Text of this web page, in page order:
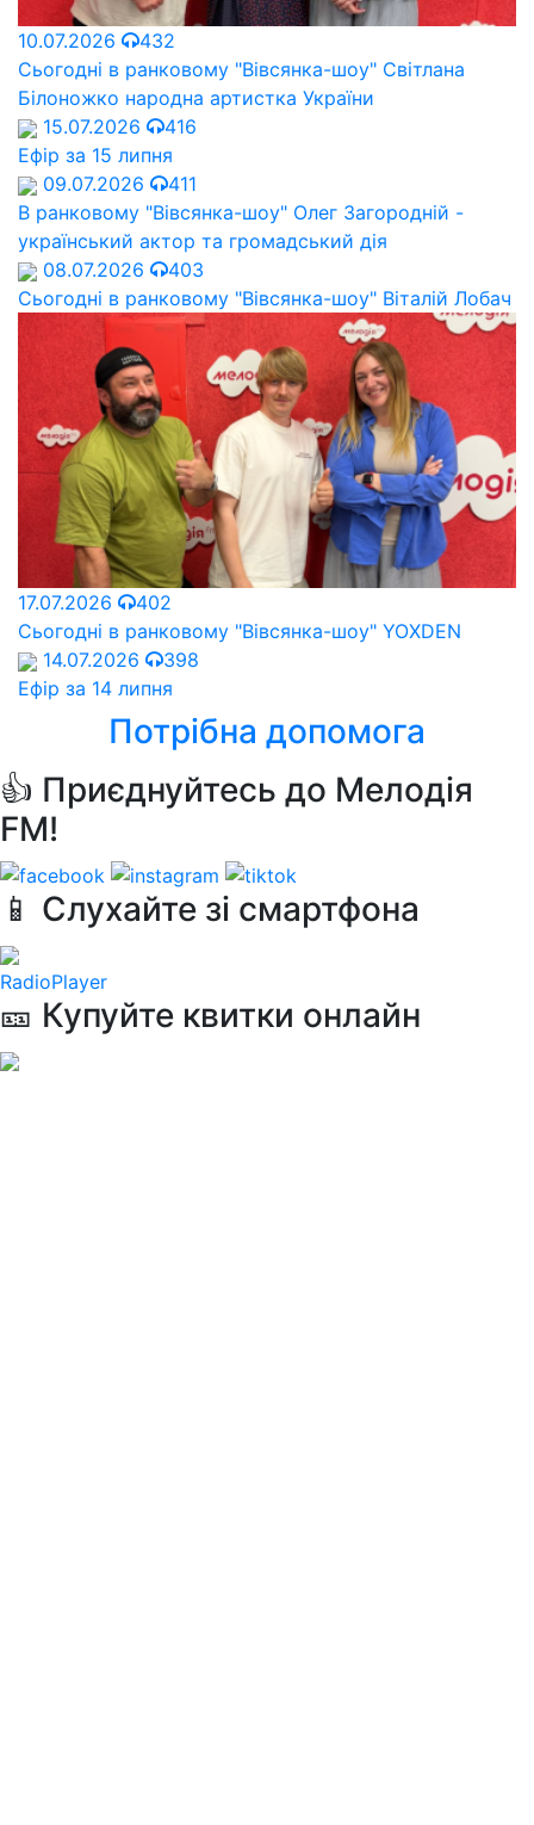
10.07.2026
432
Сьогодні в ранковому "Вівсянка-шоу" Cвітлана
Білоножко народна артистка України
15.07.2026
416
Ефір за 15 липня
09.07.2026
411
В ранковому "Вівсянка-шоу" Олег Загородній -
український актор та громадський дія
08.07.2026
403
Сьогодні в ранковому "Вівсянка-шоу" Віталій Лобач
17.07.2026
402
Сьогодні в ранковому "Вівсянка-шоу" YOXDEN
14.07.2026
398
Ефір за 14 липня
Потрібна допомога
👍 Приєднуйтесь до Мелодія
FM!
📱 Слухайте зі смартфона
RadioPlayer
🎫 Купуйте квитки онлайн